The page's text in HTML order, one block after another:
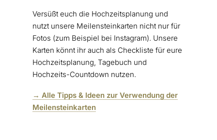
Versüßt euch die Hochzeitsplanung und
nutzt unsere Meilensteinkarten nicht nur für
Fotos (zum Beispiel bei Instagram). Unsere
Karten könnt ihr auch als Checkliste für eure
Hochzeitsplanung, Tagebuch und
Hochzeits-Countdown nutzen.
→ Alle Tipps & Ideen zur Verwendung der
Meilensteinkarten